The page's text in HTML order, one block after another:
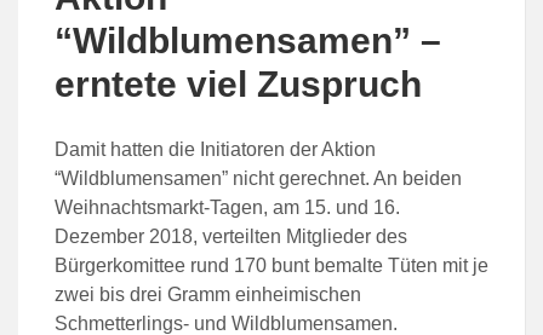
“Wildblumensamen” –
erntete viel Zuspruch
Damit hatten die Initiatoren der Aktion
“Wildblumensamen” nicht gerechnet. An beiden
Weihnachtsmarkt-Tagen, am 15. und 16.
Dezember 2018, verteilten Mitglieder des
Bürgerkomittee rund 170 bunt bemalte Tüten mit je
zwei bis drei Gramm einheimischen
Schmetterlings- und Wildblumensamen.